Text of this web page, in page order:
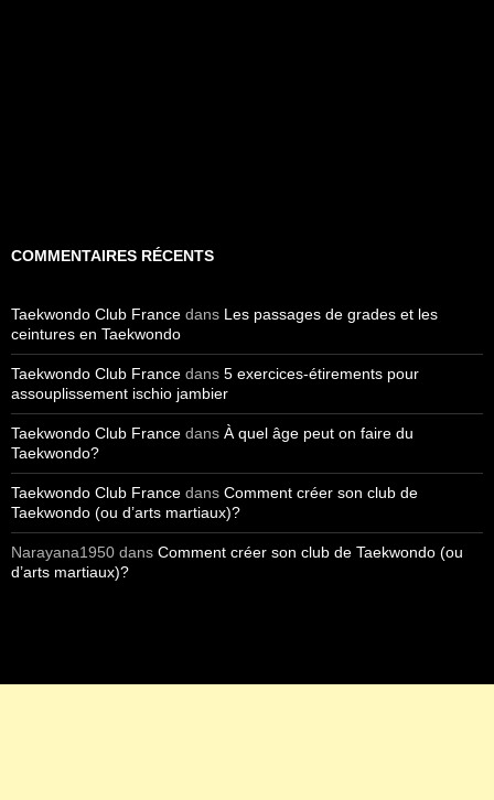
COMMENTAIRES RÉCENTS
Taekwondo Club France dans Les passages de grades et les
ceintures en Taekwondo
Taekwondo Club France dans 5 exercices-étirements pour
assouplissement ischio jambier
Taekwondo Club France dans À quel âge peut on faire du
Taekwondo?
Taekwondo Club France dans Comment créer son club de
Taekwondo (ou d’arts martiaux)?
Narayana1950 dans Comment créer son club de Taekwondo (ou
d’arts martiaux)?